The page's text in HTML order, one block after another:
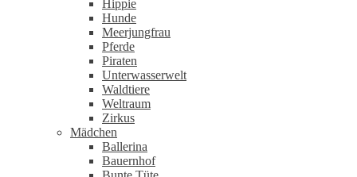
Hippie
Hunde
Meerjungfrau
Pferde
Piraten
Unterwasserwelt
Waldtiere
Weltraum
Zirkus
Mädchen
Ballerina
Bauernhof